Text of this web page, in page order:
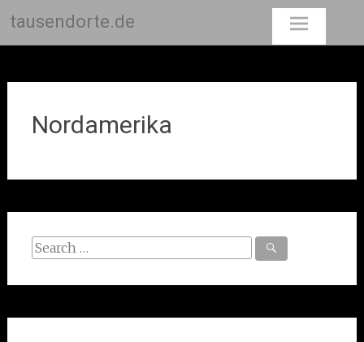
tausendorte.de
Nordamerika
Search